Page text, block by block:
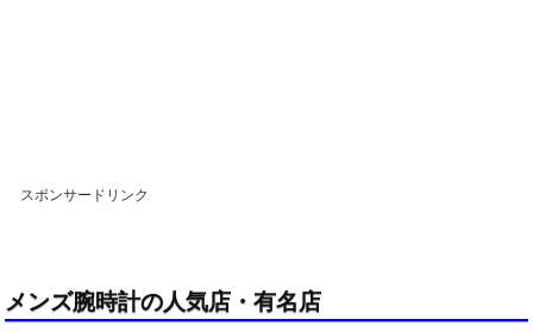
スポンサードリンク
メンズ腕時計の人気店・有名店